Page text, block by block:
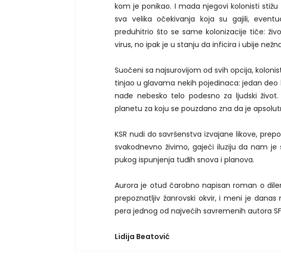
kom je ponikao. I mada njegovi kolonisti
sva velika očekivanja koja su gajili,
preduhitrio što se same kolonizacije tiče:
virus, no ipak je u stanju da inficira i ubije
Suočeni sa najsurovijom od svih opcija,
tinjao u glavama nekih pojedinaca: jedan
nađe nebesko telo podesno za ljudski
planetu za koju se pouzdano zna da je
KSR nudi do savršenstva izvajane likove,
svakodnevno živimo, gajeći iluziju da nam
pukog ispunjenja tuđih snova i planova.
Aurora je otud čarobno napisan roman o
prepoznatljiv žanrovski okvir, i meni je
pera jednog od najvećih savremenih autora
Lidija Beatović